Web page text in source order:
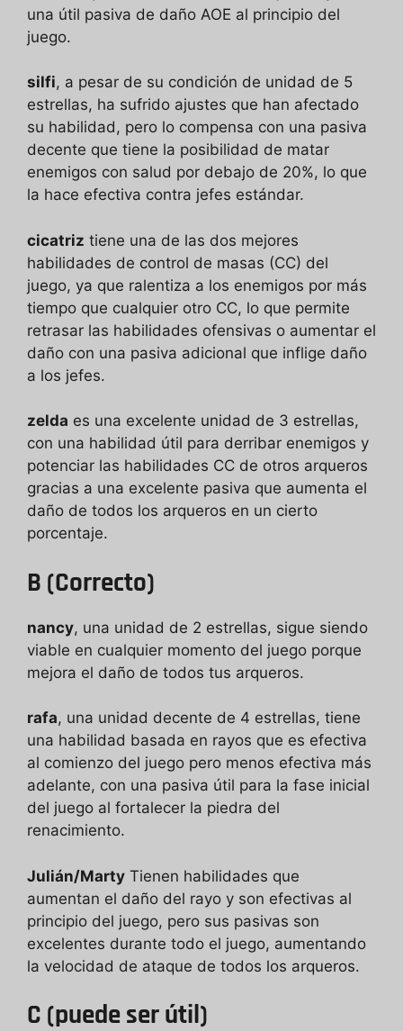
una útil pasiva de daño AOE al principio del
juego.
silfi, a pesar de su condición de unidad de 5
estrellas, ha sufrido ajustes que han afectado
su habilidad, pero lo compensa con una pasiva
decente que tiene la posibilidad de matar
enemigos con salud por debajo de 20%, lo que
la hace efectiva contra jefes estándar.
cicatriz tiene una de las dos mejores
habilidades de control de masas (CC) del
juego, ya que ralentiza a los enemigos por más
tiempo que cualquier otro CC, lo que permite
retrasar las habilidades ofensivas o aumentar el
daño con una pasiva adicional que inflige daño
a los jefes.
zelda es una excelente unidad de 3 estrellas,
con una habilidad útil para derribar enemigos y
potenciar las habilidades CC de otros arqueros
gracias a una excelente pasiva que aumenta el
daño de todos los arqueros en un cierto
porcentaje.
B (Correcto)
nancy, una unidad de 2 estrellas, sigue siendo
viable en cualquier momento del juego porque
mejora el daño de todos tus arqueros.
rafa, una unidad decente de 4 estrellas, tiene
una habilidad basada en rayos que es efectiva
al comienzo del juego pero menos efectiva más
adelante, con una pasiva útil para la fase inicial
del juego al fortalecer la piedra del
renacimiento.
Julián/Marty Tienen habilidades que
aumentan el daño del rayo y son efectivas al
principio del juego, pero sus pasivas son
excelentes durante todo el juego, aumentando
la velocidad de ataque de todos los arqueros.
C (puede ser útil)